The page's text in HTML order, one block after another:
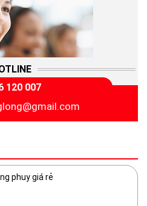
120 007
phuy giá rẻ